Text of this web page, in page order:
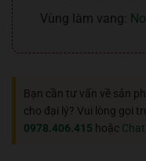
Vùng làm vang:
Bạn cần tư vấn về sản
cho đại lý? Vui lòng gọi
0978.406.415 hoặc